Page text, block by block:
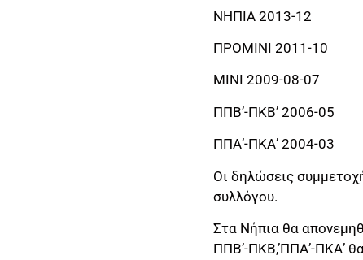
ΝΗΠΙΑ 2013-12
ΠΡΟΜΙΝΙ 2011-10
ΜΙΝΙ 2009-08-07
ΠΠΒ’-ΠΚΒ’ 2006-05
ΠΠΑ’-ΠΚΑ’ 2004-03
Οι δηλώσεις
συλλόγου.
Στα Νήπια θα
ΠΠΒ’-ΠΚΒ,’ΠΠΑ’-ΠΚΑ’